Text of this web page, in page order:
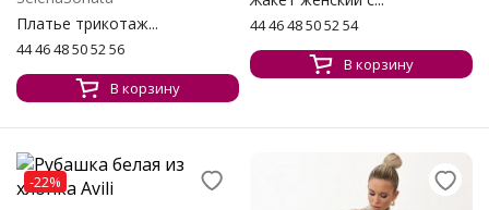
Платье трикотаж...
44 46 48 50 52 56
В корзину
44 46 48 50 52 54
В корзину
-22%